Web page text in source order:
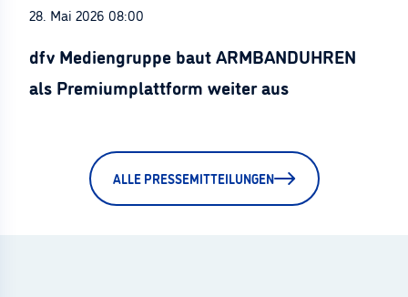
28. Mai 2026 08:00
dfv Mediengruppe baut ARMBANDUHREN
als Premiumplattform weiter aus
ALLE PRESSEMITTEILUNGEN